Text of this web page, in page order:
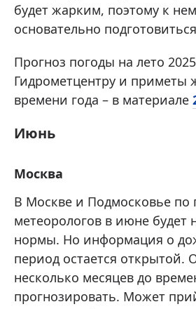
будет жарким, поэтому к
основательно
Прогноз погоды на лето
Гидрометцентру и приметы
времени года – в материале
Июнь
Москва
В Москве и Подмосковье
метеорологов в июне будет
нормы. Но информация о
период остается открытой.
несколько месяцев до
прогнозировать. Может